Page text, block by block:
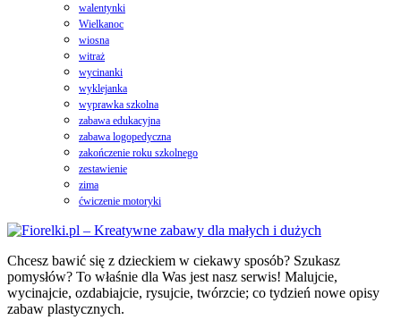
walentynki
Wielkanoc
wiosna
witraż
wycinanki
wyklejanka
wyprawka szkolna
zabawa edukacyjna
zabawa logopedyczna
zakończenie roku szkolnego
zestawienie
zima
ćwiczenie motoryki
Chcesz bawić się z dzieckiem w ciekawy sposób? Szukasz
pomysłów? To właśnie dla Was jest nasz serwis! Malujcie,
wycinajcie, ozdabiajcie, rysujcie, twórzcie; co tydzień nowe opisy
zabaw plastycznych.